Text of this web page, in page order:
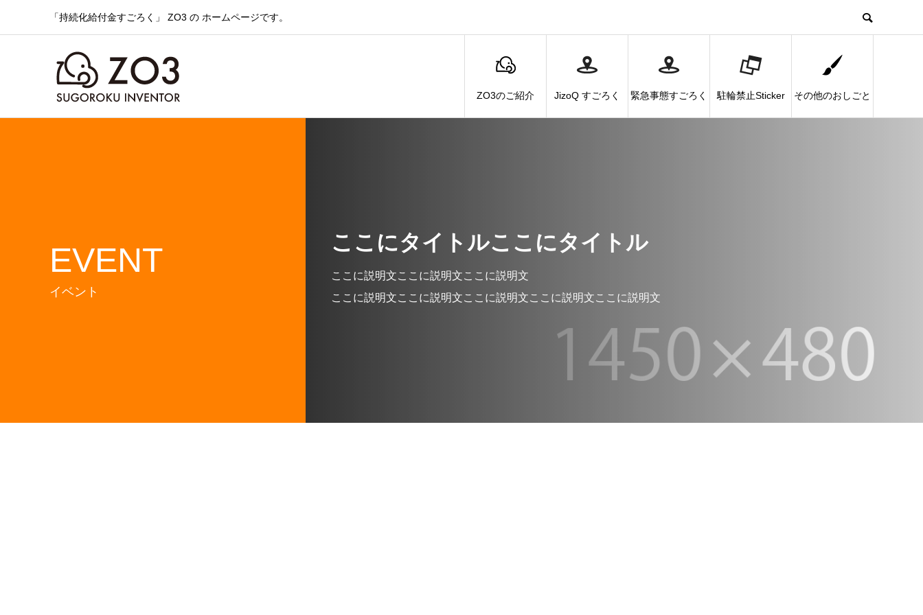
「持続化給付金すごろく」 ZO3 の ホームページです。
ZO3のご紹介 JizoQ すごろく 緊急事態すごろく 駐輪禁止Sticker その他のおしごと
EVENT
イベント
ここにタイトルここにタイトル
ここに説明文ここに説明文ここに説明文
ここに説明文ここに説明文ここに説明文ここに説明文ここに説明文